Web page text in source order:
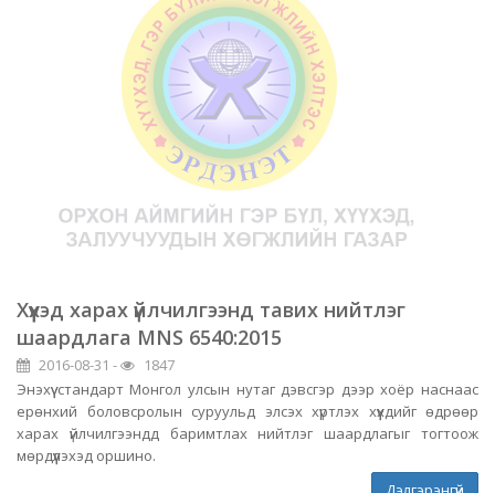
Хүүхэд харах үйлчилгээнд тавих нийтлэг
шаардлага MNS 6540:2015
2016-08-31 -
1847
Энэхүү стандарт Монгол улсын нутаг дэвсгэр дээр хоёр наснаас
ерөнхий боловсролын суруульд элсэх хүртлэх хүүхдийг өдрөөр
харах үйлчилгээндд баримтлах нийтлэг шаардлагыг тогтоож
мөрдүүлэхэд оршино.